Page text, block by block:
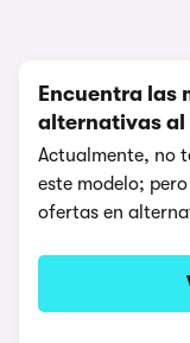
Encuentra las
alternativas al
Actualmente, no
este modelo;
ofertas en